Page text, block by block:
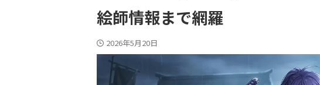
絵師情報まで網羅
2026年5月20日